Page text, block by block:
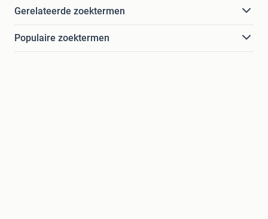
Gerelateerde zoektermen
Populaire zoektermen